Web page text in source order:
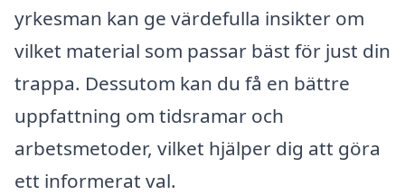
yrkesman kan ge värdefulla insikter om
vilket material som passar bäst för just din
trappa. Dessutom kan du få en bättre
uppfattning om tidsramar och
arbetsmetoder, vilket hjälper dig att göra
ett informerat val.